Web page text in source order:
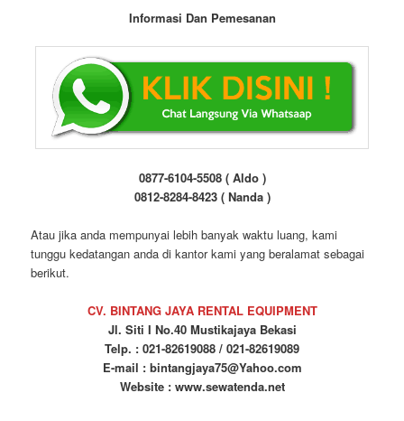
Informasi Dan Pemesanan
0877-6104-5508 ( Aldo )
0812-8284-8423 ( Nanda )
Atau jika anda mempunyai lebih banyak waktu luang, kami
tunggu kedatangan anda di kantor kami yang beralamat sebagai
berikut.
CV. BINTANG JAYA RENTAL EQUIPMENT
Jl. Siti I No.40 Mustikajaya Bekasi
Telp. : 021-82619088 / 021-82619089
E-mail : bintangjaya75@Yahoo.com
Website : www.sewatenda.net